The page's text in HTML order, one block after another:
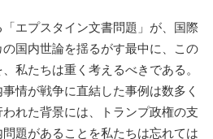
エプスタイン文書問題」が、国際
国内世論を揺るがす最中に、この
私たちは重く考えるべきである。
情が戦争に直結した事例は数多く
れた背景には、トランプ政権の支
題があることを私たちは忘れては